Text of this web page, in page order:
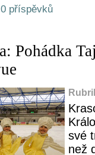
příspěvků
Pohádka
své
než